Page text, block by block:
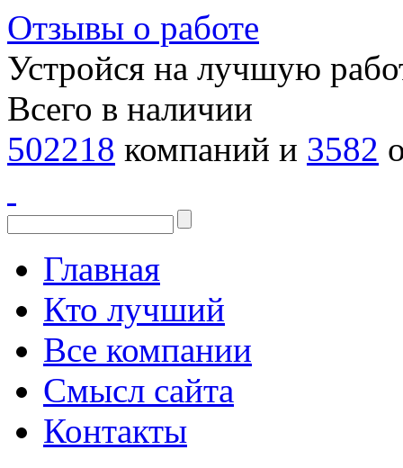
Отзывы о работе
Устройся на лучшую
Всего в наличии
502218 компаний и 3582
Главная
Кто лучший
Все компании
Смысл сайта
Контакты